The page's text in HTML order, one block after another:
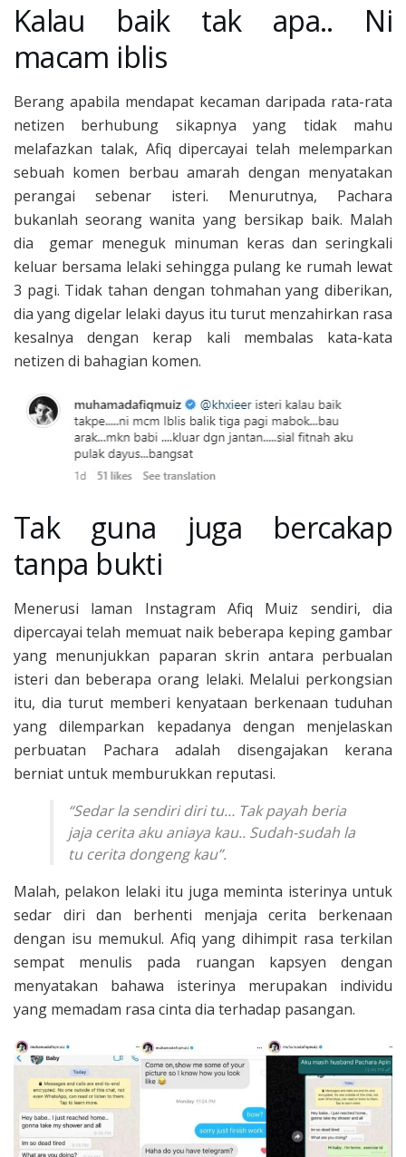
Kalau baik tak apa.. Ni
macam iblis
Berang apabila mendapat kecaman daripada rata-rata
netizen berhubung sikapnya yang tidak mahu
melafazkan talak, Afiq dipercayai telah melemparkan
sebuah komen berbau amarah dengan menyatakan
perangai sebenar isteri. Menurutnya, Pachara
bukanlah seorang wanita yang bersikap baik. Malah
dia gemar meneguk minuman keras dan seringkali
keluar bersama lelaki sehingga pulang ke rumah lewat
3 pagi. Tidak tahan dengan tohmahan yang diberikan,
dia yang digelar lelaki dayus itu turut menzahirkan rasa
kesalnya dengan kerap kali membalas kata-kata
netizen di bahagian komen.
Tak guna juga bercakap
tanpa bukti
Menerusi laman Instagram Afiq Muiz sendiri, dia
dipercayai telah memuat naik beberapa keping gambar
yang menunjukkan paparan skrin antara perbualan
isteri dan beberapa orang lelaki. Melalui perkongsian
itu, dia turut memberi kenyataan berkenaan tuduhan
yang dilemparkan kepadanya dengan menjelaskan
perbuatan Pachara adalah disengajakan kerana
berniat untuk memburukkan reputasi.
“Sedar la sendiri diri tu… Tak payah beria
jaja cerita aku aniaya kau.. Sudah-sudah la
tu cerita dongeng kau”.
Malah, pelakon lelaki itu juga meminta isterinya untuk
sedar diri dan berhenti menjaja cerita berkenaan
dengan isu memukul. Afiq yang dihimpit rasa terkilan
sempat menulis pada ruangan kapsyen dengan
menyatakan bahawa isterinya merupakan individu
yang memadam rasa cinta dia terhadap pasangan.